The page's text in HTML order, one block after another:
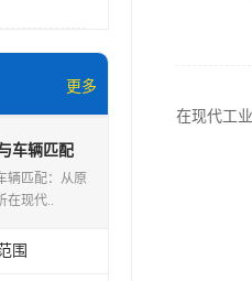
更多
车辆匹配
辆匹配：从原
在现代..
围
在现代工